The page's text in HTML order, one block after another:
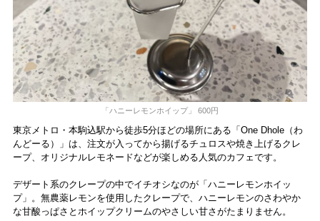
「ハニーレモンホイップ」 600円
東京メトロ・本駒込駅から徒歩5分ほどの場所にある「One Dhole（わ
んどーる）」は、注文が入ってから揚げるチュロスや焼き上げるクレ
ープ、オリジナルレモネードなどが楽しめる人気のカフェです。
デザート系のクレープの中でイチオシなのが「ハニーレモンホイッ
プ」。無農薬レモンを使用したクレープで、ハニーレモンのさわやか
な甘酸っぱさとホイップクリームのやさしい甘さがたまりません。